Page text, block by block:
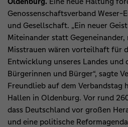
Genossenschaftsverband
und Gesellschaft. „Ein neuer
Miteinander statt
Misstrauen wären vorteilhaft für
Entwicklung unseres Landes und
Bürgerinnen und Bürger“, sagte
Freundlieb auf dem Verbandstag
Hallen in Oldenburg. Vor rund
dass Deutschland vor großen
und eine politische